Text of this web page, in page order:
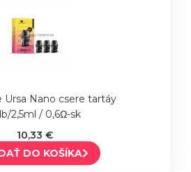
Ursa Nano csere tartáy
2,5ml / 0,6Ω-sk
10,33 €
DO KOŠÍKA